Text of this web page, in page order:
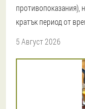
противопоказания),
кратък период от
5 Август 2026